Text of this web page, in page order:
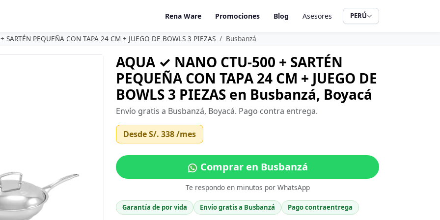
Rena Ware Promociones Blog Asesores PERÚ
PEQUEÑA CON TAPA 24 CM + JUEGO DE BOWLS 3 PIEZAS Busbanzá
AQUA ✓ NANO CTU-500 + SARTÉN
PEQUEÑA CON TAPA 24 CM + JUEGO DE
BOWLS 3 PIEZAS en Busbanzá, Boyacá
Envío gratis a Busbanzá, Boyacá. Pago contra entrega.
DesdeS/. 338/mes
Comprar en Busbanzá
Te respondo en minutos por WhatsApp
Garantía de por vida Envío gratis a Busbanzá Pago contraentrega